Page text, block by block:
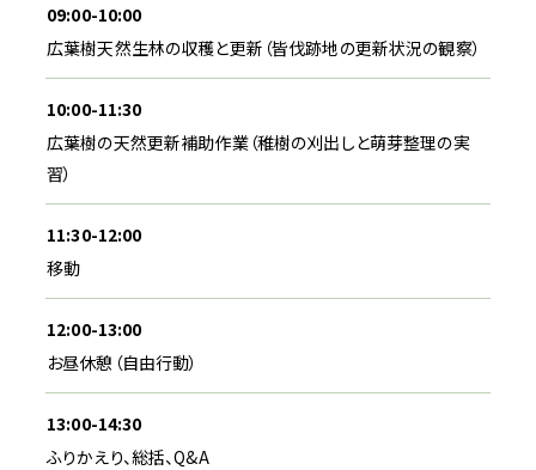
09:00-10:00
広葉樹天然生林の収穫と更新（皆伐跡地の更新状況の観察）
10:00-11:30
広葉樹の天然更新補助作業（稚樹の刈出しと萌芽整理の実
習）
11:30-12:00
移動
12:00-13:00
お昼休憩（自由行動）
13:00-14:30
ふりかえり、総括、Q&A